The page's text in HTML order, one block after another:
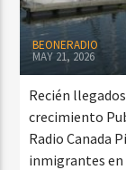
BEONERADIO
MAY 21, 2026
Recién
crecimiento
Radio Canada
inmigrantes en